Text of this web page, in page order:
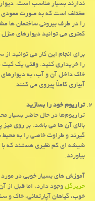
ندارند بسیار مناسب است.
مختلف است که به صورت عمودی
را در طرف بیرونی ساختمان ها
کمتری می توانید دیوارهای منزل
برای انجام این کار می
را خریداری کنید. وقتی یک کیت
خاک داخل آن و آب، به
آبیاری کاملاً پیروی می کنند.
تراریوم خود را بسازید
تراریوم‌ها در حال حاضر بسیار
بالای آن ها می باشد. بر روی میز
گیرند و طراوت خاصی را به محیط
شیشه ای کم نظیری هستند که با
بیاورند.
آموزش های بسیار خوبی در
حریرگلوجود دارد، اما قبل از
خوب، گیاهان آپارتمانی، خاک و